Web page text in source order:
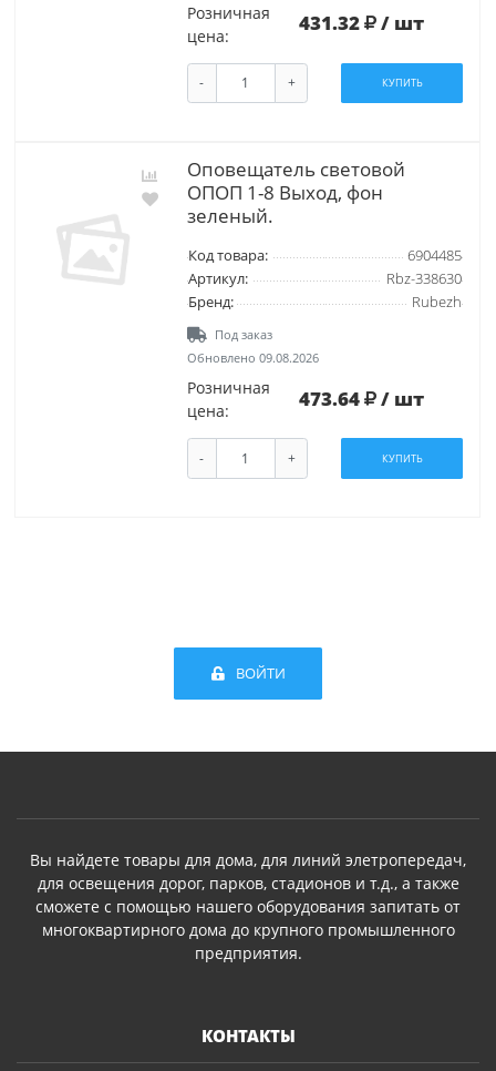
Розничная
цена:
431.32 / шт
- + КУПИТЬ
Оповещатель световой
ОПОП 1-8 Выход, фон
зеленый.
Код товара:
6904485
Артикул:
Rbz-338630
Бренд:
Rubezh
Под заказ
Обновлено 09.08.2026
Розничная
цена:
473.64 / шт
- + КУПИТЬ
ВОЙТИ
Вы найдете товары для дома, для линий элетропередач,
для освещения дорог, парков, стадионов и т.д., а также
сможете с помощью нашего оборудования запитать от
многоквартирного дома до крупного промышленного
предприятия.
КОНТАКТЫ